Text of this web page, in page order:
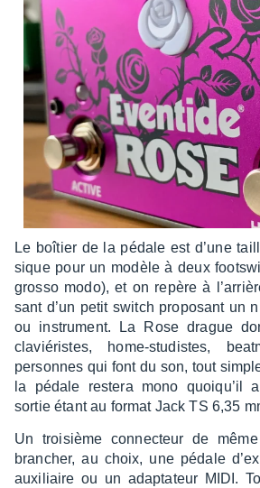
Le boîtier de la pédale est d’une
sique pour un modèle à deux
grosso modo), et on repère à
sant d’un petit switch propo­sant un
ou instru­ment. La Rose drague
clavié­ristes, home-studistes,
personnes qui font du son, tout
la pédale restera mono quoiqu’il
sortie étant au format Jack TS 6,35
Un troi­sième connec­teur de
bran­cher, au choix, une pédale
auxi­liaire ou un adap­ta­teur MIDI.